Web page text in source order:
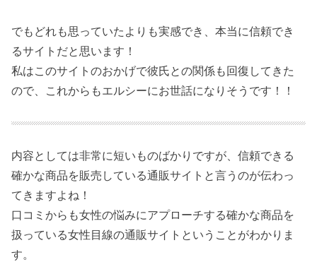
でもどれも思っていたよりも実感でき、本当に信頼でき
るサイトだと思います！
私はこのサイトのおかげで彼氏との関係も回復してきた
ので、これからもエルシーにお世話になりそうです！！
内容としては非常に短いものばかりですが、信頼できる
確かな商品を販売している通販サイトと言うのが伝わっ
てきますよね！
口コミからも女性の悩みにアプローチする確かな商品を
扱っている女性目線の通販サイトということがわかりま
す。